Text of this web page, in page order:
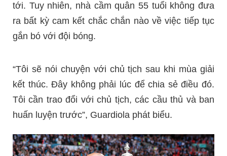
tới. Tuy nhiên, nhà cầm quân 55 tuổi không đưa
ra bất kỳ cam kết chắc chắn nào về việc tiếp tục
gắn bó với đội bóng.
“Tôi sẽ nói chuyện với chủ tịch sau khi mùa giải
kết thúc. Đây không phải lúc để chia sẻ điều đó.
Tôi cần trao đổi với chủ tịch, các cầu thủ và ban
huấn luyện trước”, Guardiola phát biểu.